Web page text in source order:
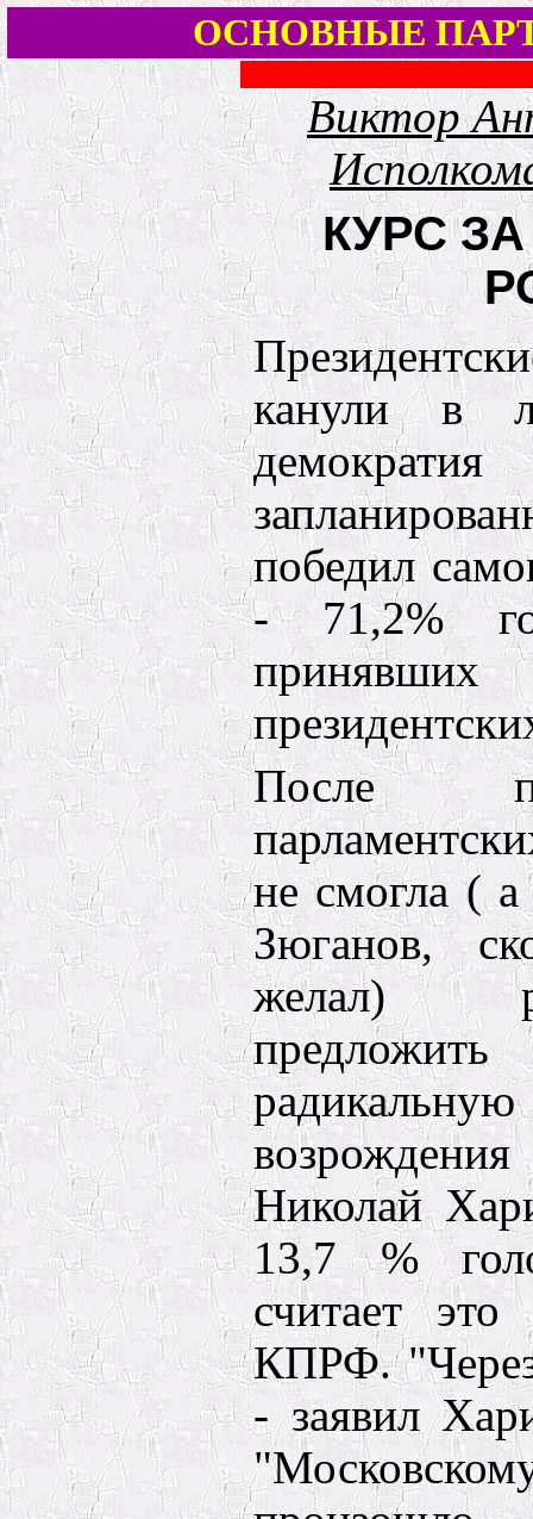
ОСНОВНЫЕ
Виктор
КУРС
канули в
победил
- 71,2%
После
не смогла (
Зюганов,
желал)
предложить
возрождения
Николай
13,7 %
считает
КПРФ.
- заявил